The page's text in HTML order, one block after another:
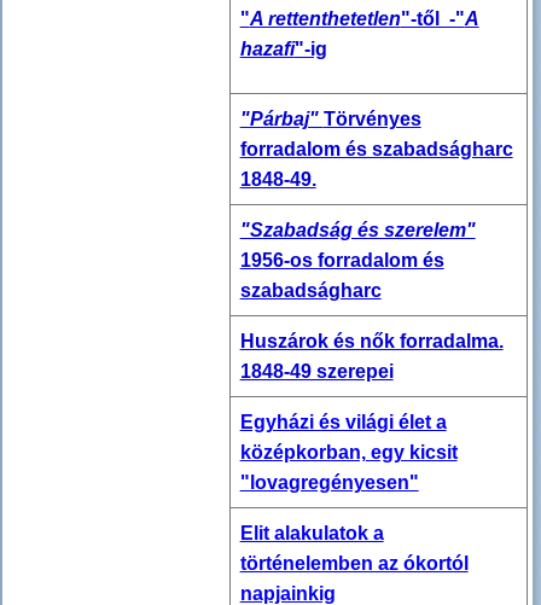
"A rettenthetetlen"-től -"A
hazafi"-ig
"Párbaj" Törvényes
forradalom és szabadságharc
1848-49.
"Szabadság és szerelem"
1956-os forradalom és
szabadságharc
Huszárok és nők forradalma.
1848-49 szerepei
Egyházi és világi élet a
középkorban, egy kicsit
"lovagregényesen"
Elit alakulatok a
történelemben az ókortól
napjainkig